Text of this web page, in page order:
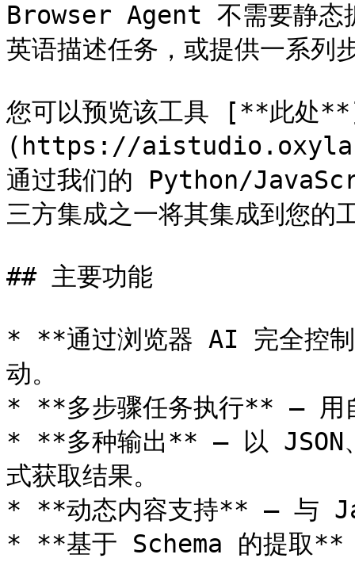
Browser Agent 不需要静态
英语描述任务，或提供一系
您可以预览该工具 [**此处
(https://
通过我们的 Python/
三方集成之一将其集成到您的
## 主要功能
* **通过浏览器 AI 完全控
动。
* **多步骤任务执行** – 用
* **多种输出** – 以 JSON
式获取结果。
* **动态内容支持** – 与
* **基于 Schema 的提取**